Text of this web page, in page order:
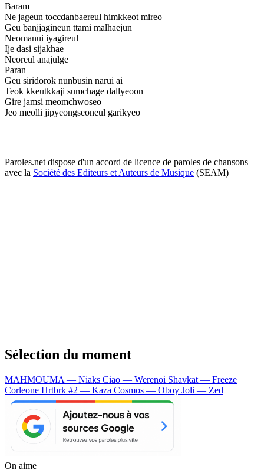
Baram
Ne jageun toccdanbaereul himkkeot mireo
Geu banjjagineun ttami malhaejun
Neomanui iyagireul
Ije dasi sijakhae
Neoreul anajulge
Paran
Geu siridorok nunbusin narui ai
Teok kkeutkkaji sumchage dallyeoon
Gire jamsi meomchwoseo
Jeo meolli jipyeongseoneul garikyeo
Paroles.net dispose d'un accord de licence de paroles de chansons
avec la Société des Editeurs et Auteurs de Musique (SEAM)
Sélection du moment
MAHMOUMA — Niaks Ciao — Werenoi Shavkat — Freeze
Corleone Hrtbrk #2 — Kaza Cosmos — Oboy Joli — Zed
On aime